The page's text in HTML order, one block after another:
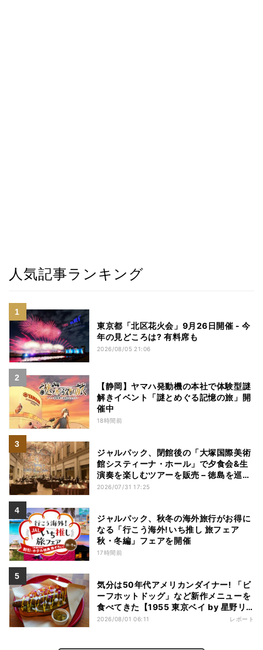
人気記事ランキング
東京都「北区花火会」9月26日開催 - 今
年の見どころは? 有料席も
2026/08/05 21:06
【静岡】ヤマハ発動機の本社で体験型謎
解きイベント「謎とめぐる記憶の旅」開
催中
18時間前
ジャルパック、閉館後の「大塚国際美術
館システィーナ・ホール」で夕食会&生
演奏を楽しむツアーを販売 – 徳島を巡る
5つのコース
2026/07/31 17:25
ジャルパック、秋冬の海外旅行がお得に
なる「行こう海外!いち推し 旅フェア
秋・冬編」フェアを開催
17時間前
気分は50年代アメリカンダイナー! 「ビ
ーフホットドッグ」など新作メニューを
食べてきた【1955 東京ベイ by 星野リ
ゾート宿泊レポ】
2026/08/01 06:11 レポート